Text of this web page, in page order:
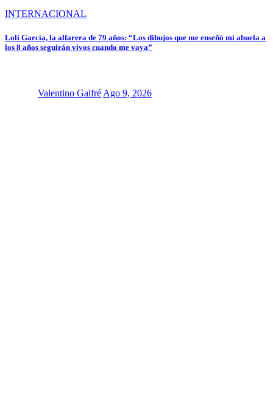
INTERNACIONAL
Loli García, la alfarera de 79 años: “Los dibujos que me enseñó mi abuela a
los 8 años seguirán vivos cuando me vaya”
Valentino Galfré Ago 9, 2026